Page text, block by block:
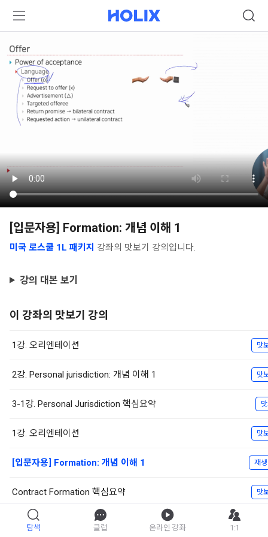
[입문자용] Formation: 개념 이해 1
미국 로스쿨 1L 패키지 강좌의 맛보기 강의입니다.
강의 대본 보기
이 강좌의 맛보기 강의
1강. 오리엔테이션 맛
2강. Personal jurisdiction: 개념 이해 1 맛
3-1강. Personal Jurisdiction 핵심요약
1강. 오리엔테이션 맛
[입문자용] Formation: 개념 이해 1 재
Contract Formation 핵심요약 맛
[법전공자용] Defense
탐색 클럽 온라인 강좌 1:1